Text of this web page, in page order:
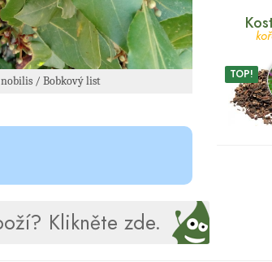
/ Bobkový list TOP!
Klikněte zde.